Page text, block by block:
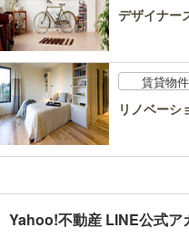
デザイナー
賃貸物件
リノベーシ
Yahoo!不動産 LINE公式ア